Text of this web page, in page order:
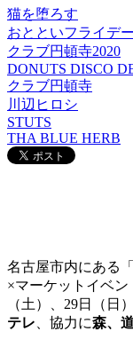
猫を堕ろす
おとといフライデー
クラブ円頓寺2020
DONUTS DISCO
クラブ円頓寺
川辺ヒロシ
STUTS
THA BLUE HERB
名古屋市内にある
×マーケットイベン
（土）、29日（日
テレ 、協力に森、